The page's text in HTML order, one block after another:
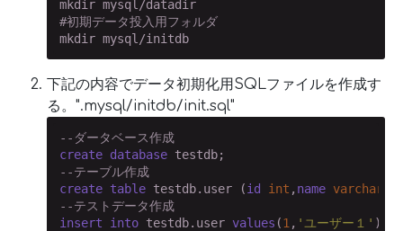
mkdir mysql/datadir
#初期データ投入用フォルダ
mkdir mysql/initdb
下記の内容でデータ初期化用SQLファイルを作成す
る。".mysql/initdb/init.sql"
--ダータベース作成
create database
--テーブル作成
create table testdb.user (id int , name varchar
--テストデータ作成
insert
into testdb.user values (1 , 'ユーザー１'